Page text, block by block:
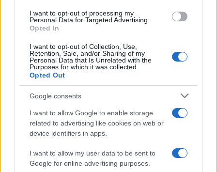
I want to opt-out of processing my
Personal Data for Targeted Advertising.
Opted In
I want to opt-out of Collection, Use,
Retention, Sale, and/or Sharing of my
Personal Data that Is Unrelated with the
Purposes for which it was collected.
Opted Out
Google consents
I want to allow Google to enable storage
related to advertising like cookies on web or
device identifiers in apps.
I want to allow my user data to be sent to
Google for online advertising purposes.
Crypto lending: come funziona, rischi chiave e regole
UE per utenti retail
Susanna Riva · 6 Ago 2026
INVESTIMENTI